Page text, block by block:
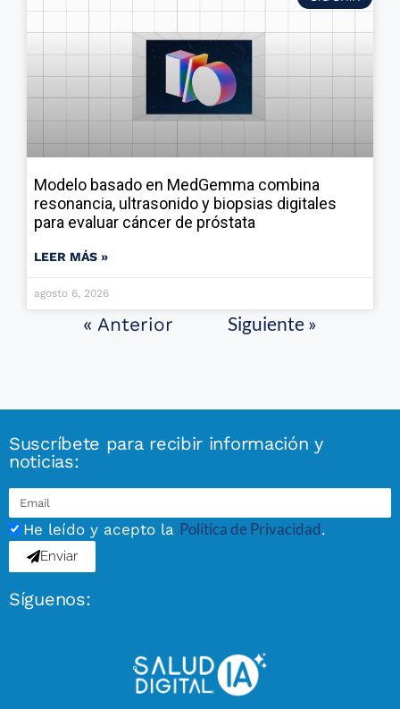
Modelo basado en MedGemma combina
resonancia, ultrasonido y biopsias digitales
para evaluar cáncer de próstata
LEER MÁS »
agosto 6, 2026
« Anterior Siguiente »
Suscríbete para recibir información y
noticias:
He leído y acepto la Política de Privacidad.
Enviar
Síguenos: